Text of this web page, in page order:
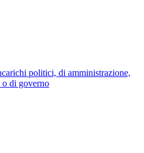
politici, di amministrazione,
di governo